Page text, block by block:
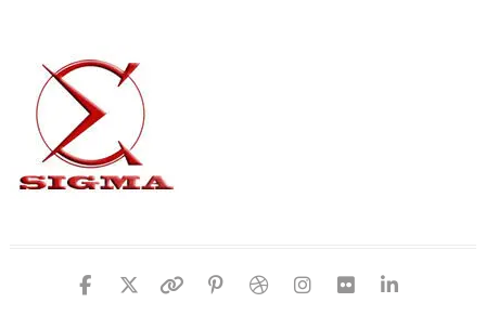
facebook
twittergoogle
pinterest
dribbble
instagram
flickr